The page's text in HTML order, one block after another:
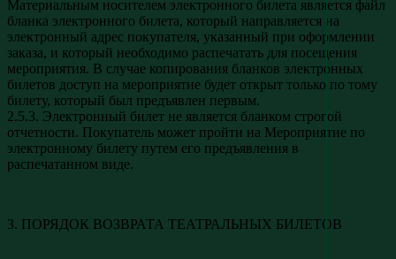
Материальным носителем электронного билета является файл
бланка электронного билета, который направляется на
электронный адрес покупателя, указанный при оформлении
заказа, и который необходимо распечатать для посещения
мероприятия. В случае копирования бланков электронных
билетов доступ на мероприятие будет открыт только по тому
билету, который был предъявлен первым.
2.5.3. Электронный билет не является бланком строгой
отчетности. Покупатель может пройти на Мероприятие по
электронному билету путем его предъявления в
распечатанном виде.
3. ПОРЯДОК ВОЗВРАТА ТЕАТРАЛЬНЫХ БИЛЕТОВ